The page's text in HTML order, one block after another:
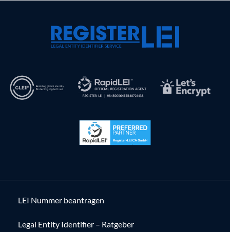
LEI Nummer beantragen
Legal Entity Identifier – Ratgeber